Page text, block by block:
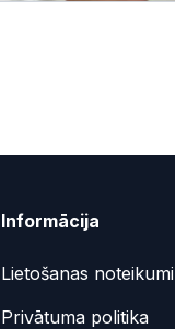
Informācija
Lietošanas noteikumi
Privātuma politika